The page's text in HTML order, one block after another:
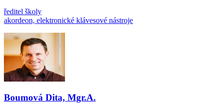
ředitel školy
akordeon, elektronické klávesové nástroje
Boumová Dita, Mgr.A.